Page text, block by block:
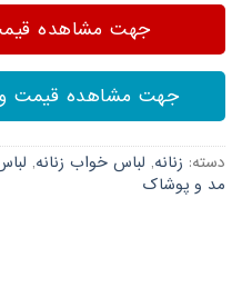
جهت مشاهده
جهت مشاهده قیمت
دسته: زنانه, لباس خواب زنانه,
مد و پوشاک